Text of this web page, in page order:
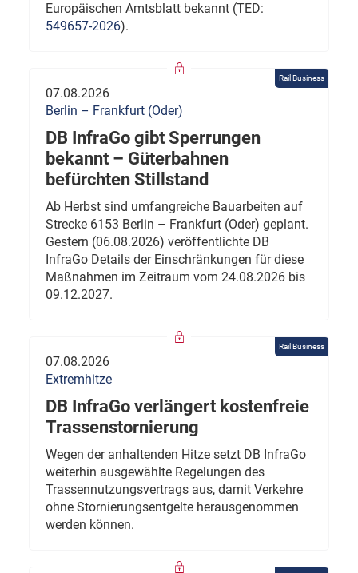
Europäischen Amtsblatt bekannt (TED:
549657-2026).
Rail Business
07.08.2026
Berlin – Frankfurt (Oder)
DB InfraGo gibt Sperrungen
bekannt – Güterbahnen
befürchten Stillstand
Ab Herbst sind umfangreiche Bauarbeiten auf
Strecke 6153 Berlin – Frankfurt (Oder) geplant.
Gestern (06.08.2026) veröffentlichte DB
InfraGo Details der Einschränkungen für diese
Maßnahmen im Zeitraum vom 24.08.2026 bis
09.12.2027.
Rail Business
07.08.2026
Extremhitze
DB InfraGo verlängert kostenfreie
Trassenstornierung
Wegen der anhaltenden Hitze setzt DB InfraGo
weiterhin ausgewählte Regelungen des
Trassennutzungsvertrags aus, damit Verkehre
ohne Stornierungsentgelte herausgenommen
werden können.